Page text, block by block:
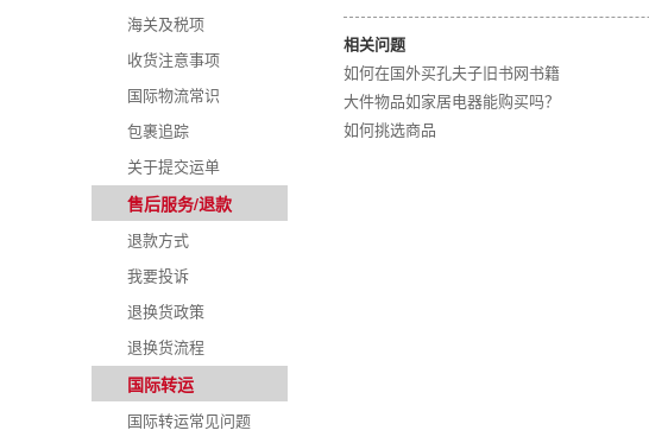
海关及税项
收货注意事项
国际物流常识
包裹追踪
关于提交运单
售后服务/退款
退款方式
我要投诉
退换货政策
退换货流程
国际转运
国际转运常见问题
相关问题
如何在国外买孔夫子旧书网书籍
大件物品如家居电器能购买吗？
如何挑选商品